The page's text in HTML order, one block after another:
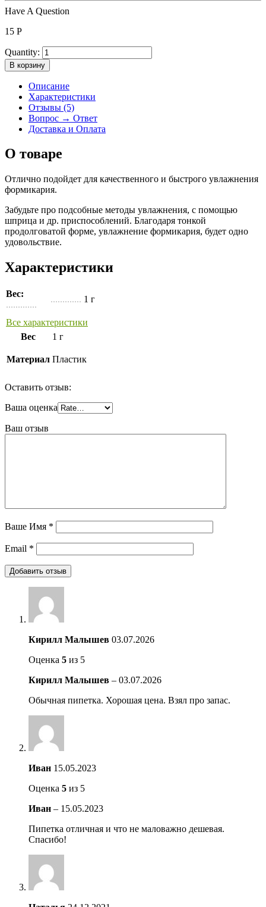
Have A Question
15 Р
Quantity:
В корзину
Описание
Характеристики
Отзывы (5)
Вопрос → Ответ
Доставка и Оплата
О товаре
Отлично подойдет для качественного и быстрого увлажнения
формикария.
Забудьте про подсобные методы увлажнения, с помощью
шприца и др. приспособлений. Благодаря тонкой
продолговатой форме, увлажнение формикария, будет одно
удовольствие.
Характеристики
Вес:
.............
............. 1 г
Все характеристики
Вес
1 г
Материал Пластик
Оставить отзыв:
Ваша оценка
Ваш отзыв
Ваше Имя *
Email *
Кирилл Малышев 03.07.2026
Оценка 5 из 5
Кирилл Малышев – 03.07.2026
Обычная пипетка. Хорошая цена. Взял про запас.
Иван 15.05.2023
Оценка 5 из 5
Иван – 15.05.2023
Пипетка отличная и что не маловажно дешевая.
Спасибо!